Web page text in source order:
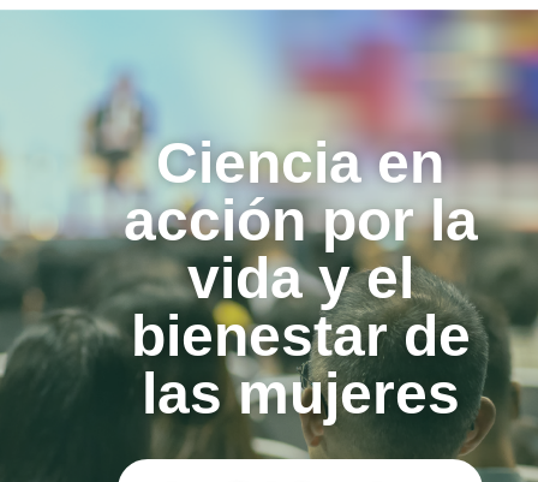
Ciencia en
acción por la
vida y el
bienestar de
las mujeres